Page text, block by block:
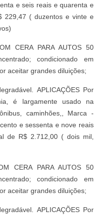
e seis reais e quarenta e
229,47 ( duzentos e vinte e
CERA PARA AUTOS 50
condicionado em
aceitar grandes diluições;
APLICAÇÕES Por
é largamente usado na
caminhões,, Marca -
e sessenta e nove reais
de R$ 2.712,00 ( dois mil,
CERA PARA AUTOS 50
condicionado em
aceitar grandes diluições;
APLICAÇÕES Por